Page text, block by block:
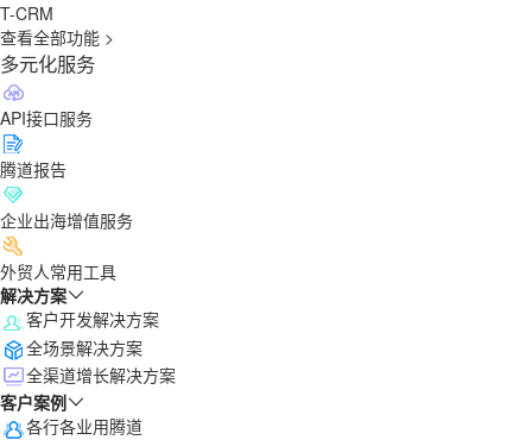
T-CRM
查看全部功能 >
多元化服务
API接口服务
腾道报告
企业出海增值服务
外贸人常用工具
解决方案
客户开发解决方案
全场景解决方案
全渠道增长解决方案
客户案例
各行各业用腾道